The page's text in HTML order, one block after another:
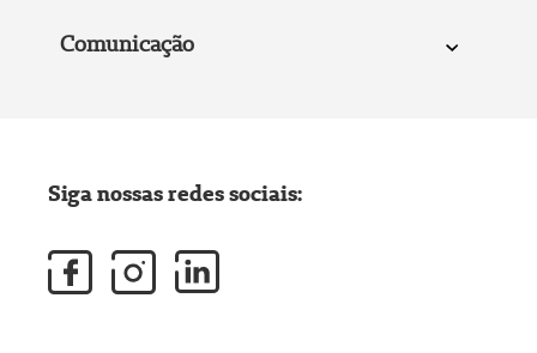
Comunicação
Siga nossas redes sociais: